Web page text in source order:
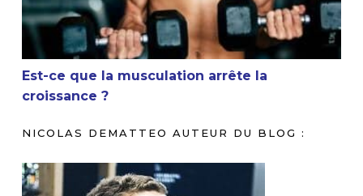
Est-ce que la musculation arrête la
croissance ?
NICOLAS DEMATTEO AUTEUR DU BLOG :